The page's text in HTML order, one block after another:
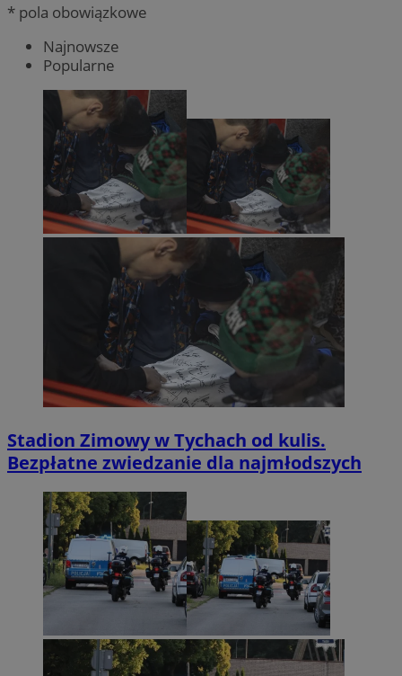
* pola obowiązkowe
Najnowsze
Popularne
Stadion Zimowy w Tychach od kulis.
Bezpłatne zwiedzanie dla najmłodszych